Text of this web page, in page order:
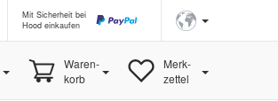
Mit Sicherheit bei
Hood einkaufen
Waren-
korb
Merk-
zettel